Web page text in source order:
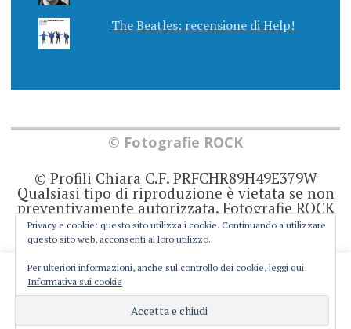
The Beatles: recensione di Help!
© Fotografie ROCK
© Profili Chiara C.F. PRFCHR89H49E379W
Qualsiasi tipo di riproduzione è vietata se non
preventivamente autorizzata. Fotografie ROCK
non rappresenta una testata giornalistica in
quanto viene aggiornato senza alcuna
prodotto editoriale ai sensi della legge 62 del
7/3/2001. Ogni autore è direttamente
responsabile di ciò che scrive negli articoli e
nei commenti.
This website uses cookies to improve your experience. We'll
assume you're ok with this, but you can opt-out if you wish.
Privacy e cookie: questo sito utilizza i cookie. Continuando a utilizzare
questo sito web, acconsenti al loro utilizzo.
Per ulteriori informazioni, anche sul controllo dei cookie, leggi qui:
Informativa sui cookie